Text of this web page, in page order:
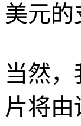
美元的
当然
片将由